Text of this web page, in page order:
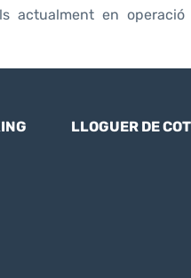
actualment en
LLOGUER DE